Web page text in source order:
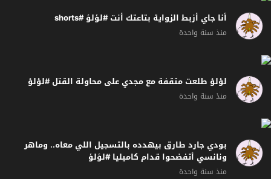
أنا جاي أزبط الزواية بتاعتك أنت #لؤلؤ #shorts
منذ سنة واحدة
لؤلؤ طلعت متقفة مع مجدي على محاولة القتل #لؤلؤ
منذ سنة واحدة
بودي جارد طارق بيهدده بالتسجيل اللي معاه.. وماهر
ونانسي أتفضحوا قدام كاميليا #لؤلؤ
منذ سنة واحدة